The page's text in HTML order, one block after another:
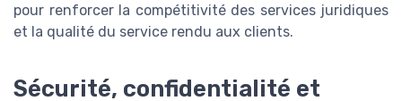
pour renforcer la compétitivité des services juridiques
et la qualité du service rendu aux clients.
Sécurité, confidentialité et